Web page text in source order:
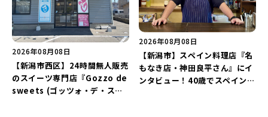
2026年08月08日
【新潟市西区】24時間無人販売
のスイーツ専門店『Gozzo de
sweets (ゴッツォ・デ・スイ
2026年08月08日
【新潟市】スペイン料理店『名
もなき店・神田良平さん』にイ
ンタビュー！40歳でスペインへ